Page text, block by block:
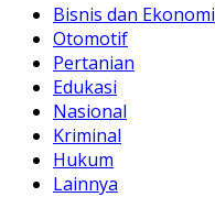
Bisnis dan Ekonomi
Otomotif
Pertanian
Edukasi
Nasional
Kriminal
Hukum
Lainnya